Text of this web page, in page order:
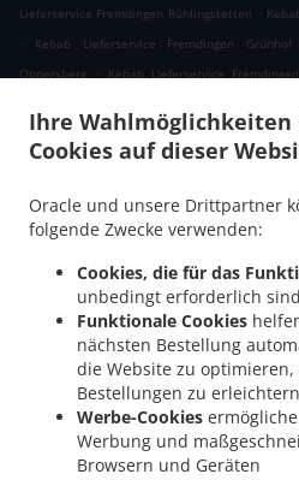
Ihre Wahlmöglichkeiten
Cookies auf dieser
Oracle und unsere Drittpartner
folgende Zwecke verwenden:
Cookies, die für das
unbedingt erforderlich sind
Funktionale Cookies
nächsten Bestellung
die Website zu
Bestellungen zu erleichtern
Werbe-Cookies
Werbung und
Browsern und Geräten
Lieferservice Fremdingen Rühlingstetten .
.
Kebab Lieferservice Fremdingen Grünhof
Oppersberg
. Kebab Lieferservice
Kirchheim am Ries Dirgenheim . Kebab
Kebab Lieferservice Kirchheim am Ries
Lieferservice Kirchheim am Ries
Kebab
Wittenbach . Kebab Lieferservice
Wilburgstetten
Kebab Lieferservice
Lauchheim . Kebab Lieferservice Ellwangen
Ellwangen (Jagst) . Kebab Lieferservice
Kebab Lieferservice Mönchsroth Regelsweiler
Fallmeisterei
Kebab Lieferservice Mönchsroth
Kebab Lieferservice Westhausen Lippach